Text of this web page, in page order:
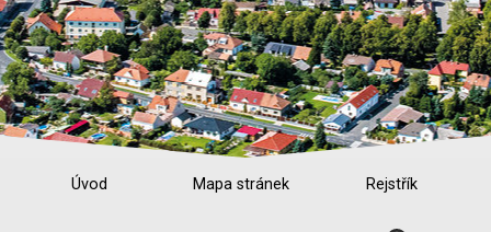
Úvod Mapa stránek Rejstřík